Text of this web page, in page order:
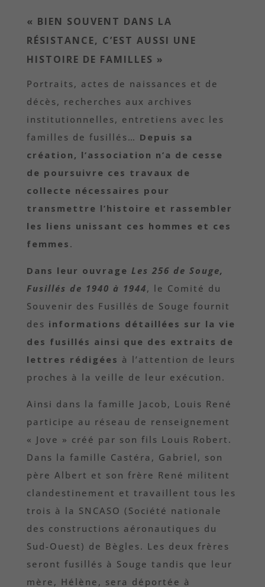
« BIEN SOUVENT DANS LA
RÉSISTANCE, C’EST AUSSI UNE
HISTOIRE DE FAMILLES »
Portraits, actes de naissances et de
décès, recherches aux archives
institutionnelles, entretiens avec les
familles de fusillés… Depuis sa
création, l’association n’a de cesse
de poursuivre ces travaux de
collecte nécessaires pour
transmettre l’histoire et rassembler
les liens unissant ces hommes et ces
femmes .
Dans leur ouvrage Les 256 de Souge,
Fusillés de 1940 à 1944, le Comité du
Souvenir des Fusillés de Souge fournit
des informations détaillées sur la vie
des fusillés ainsi que des extraits de
lettres rédigées à l’attention de leurs
proches à la veille de leur exécution.
Ainsi dans la famille Jacob, Louis René
participe au réseau de renseignement
« Jove » créé par son fils Louis Robert.
Dans la famille Castéra, Gabriel, son
père Albert et son frère René militent
clandestinement et travaillent tous les
trois à la SNCASO (Société nationale
des constructions aéronautiques du
Sud-Ouest) de Bègles. Les deux frères
seront fusillés à Souge tandis que leur
mère, Hélène, sera déportée à